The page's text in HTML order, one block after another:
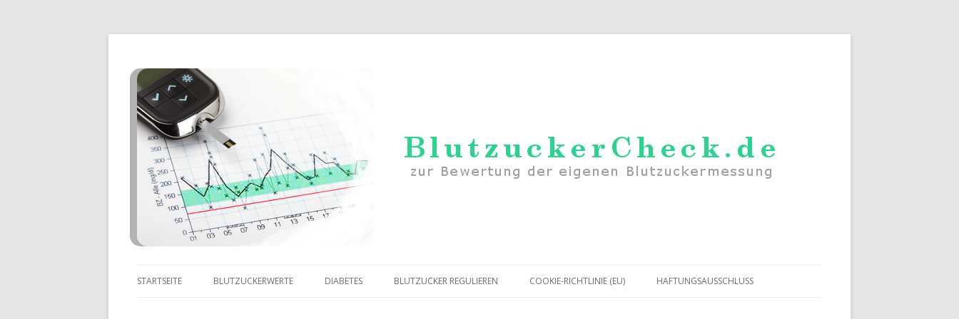
STARTSEITE BLUTZUCKERWERTE DIABETES BLUTZUCKER REGULIEREN COOKIE-RICHTLINIE (EU) HAFTUNGSAUSSCHLUSS